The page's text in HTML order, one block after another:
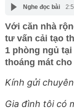
Nghe đọc bài
Với căn nhà
tư vấn cải tạo
1 phòng ngủ
thoáng mát
Kính gửi
Gia đình tôi có